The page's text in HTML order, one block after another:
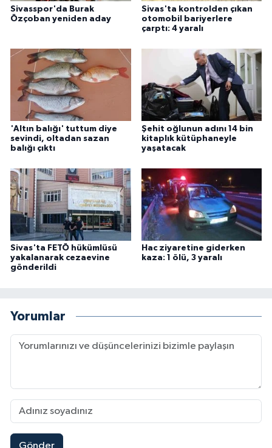
Sivasspor'da Burak
Özçoban yeniden aday
Sivas'ta kontrolden çıkan
otomobil bariyerlere
çarptı: 4 yaralı
'Altın balığı' tuttum diye
sevindi, oltadan sazan
balığı çıktı
Şehit oğlunun adını 14 bin
kitaplık kütüphaneyle
yaşatacak
Sivas'ta FETÖ hükümlüsü
yakalanarak cezaevine
gönderildi
Hac ziyaretine giderken
kaza: 1 ölü, 3 yaralı
Yorumlar
Gönder